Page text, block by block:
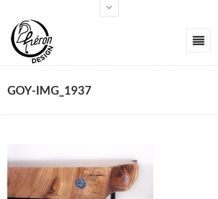
GOY-IMG_1937